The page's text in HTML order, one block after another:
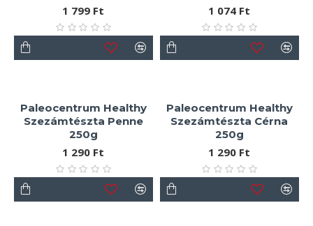
1 799 Ft 1 074 Ft
Paleocentrum Healthy
Szezámtészta Penne
250g
1 290 Ft
Paleocentrum Healthy
Szezámtészta Cérna
250g
1 290 Ft